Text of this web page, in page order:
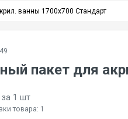
ванны 1700х700 Стандарт
пакет для
за 1 шт
товара: 1